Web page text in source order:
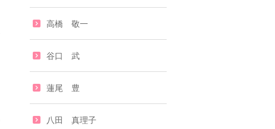
高橋 敬一
谷口 武
蓮尾 豊
八田 真理子